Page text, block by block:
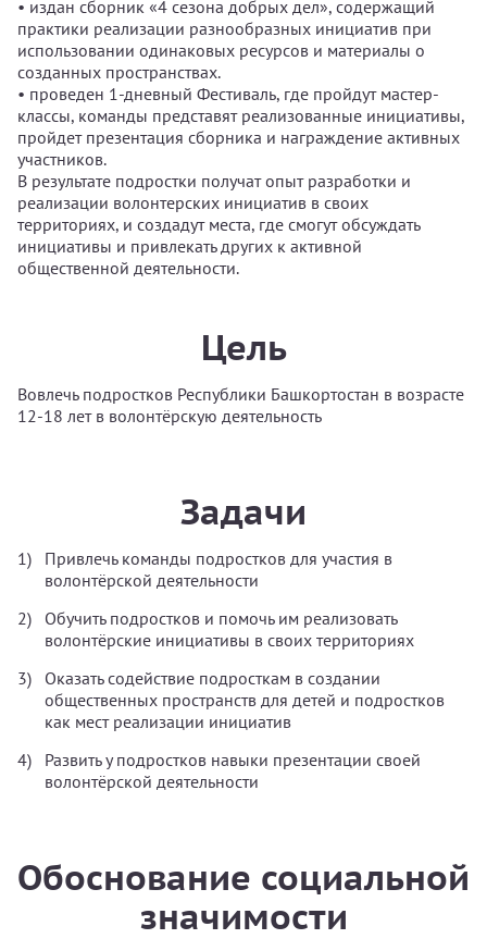
• издан сборник «4 сезона добрых дел», содержащий
практики реализации разнообразных инициатив при
использовании одинаковых ресурсов и материалы о
созданных пространствах.
• проведен 1-дневный Фестиваль, где пройдут мастер-
классы, команды представят реализованные инициативы,
пройдет презентация сборника и награждение активных
участников.
В результате подростки получат опыт разработки и
реализации волонтерских инициатив в своих
территориях, и создадут места, где смогут обсуждать
инициативы и привлекать других к активной
общественной деятельности.
Цель
Вовлечь подростков Республики Башкортостан в возрасте
12-18 лет в волонтёрскую деятельность
Задачи
Привлечь команды подростков для участия в
волонтёрской деятельности
Обучить подростков и помочь им реализовать
волонтёрские инициативы в своих территориях
Оказать содействие подросткам в создании
общественных пространств для детей и подростков
как мест реализации инициатив
Развить у подростков навыки презентации своей
волонтёрской деятельности
Обоснование социальной
значимости